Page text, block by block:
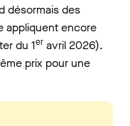
désormais des
appliquent encore
du 1er avril 2026).
prix pour une